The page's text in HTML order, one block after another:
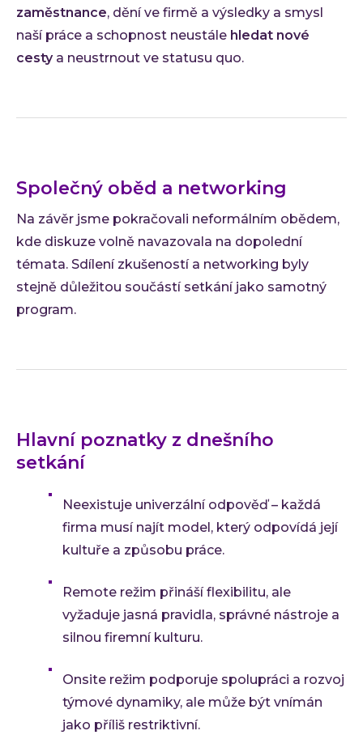
zaměstnance, dění ve firmě a výsledky a smysl
naší práce a schopnost neustále hledat nové
cesty a neustrnout ve statusu quo.
Společný oběd a networking
Na závěr jsme pokračovali neformálním obědem,
kde diskuze volně navazovala na dopolední
témata. Sdílení zkušeností a networking byly
stejně důležitou součástí setkání jako samotný
program.
Hlavní poznatky z dnešního
setkání
Neexistuje univerzální odpověď – každá
firma musí najít model, který odpovídá její
kultuře a způsobu práce.
Remote režim přináší flexibilitu, ale
vyžaduje jasná pravidla, správné nástroje a
silnou firemní kulturu.
Onsite režim podporuje spolupráci a rozvoj
týmové dynamiky, ale může být vnímán
jako příliš restriktivní.